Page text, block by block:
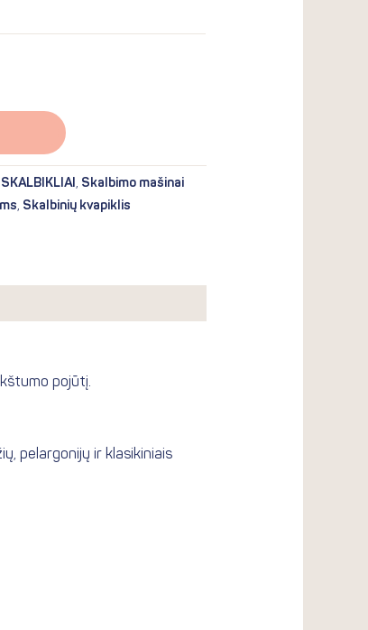
SKALBIKLIAI , Skalbimo mašinai
, Skalbinių kvapiklis
pojūtį.
pelargonijų ir klasikiniais